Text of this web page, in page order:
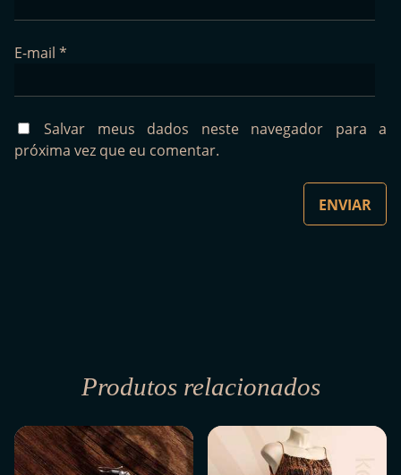
E-mail *
Salvar meus dados neste navegador para a
próxima vez que eu comentar.
Produtos relacionados